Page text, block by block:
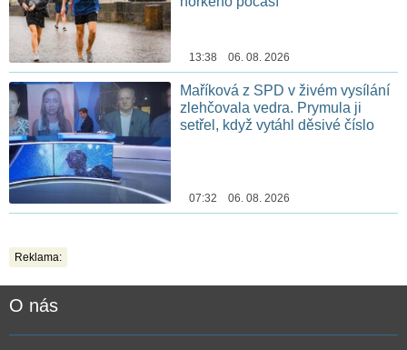
13:38 06. 08. 2026
Maříková z SPD v živém vysílání
zlehčovala vedra. Prymula ji
setřel, když vytáhl děsivé číslo
07:32 06. 08. 2026
Reklama:
O nás